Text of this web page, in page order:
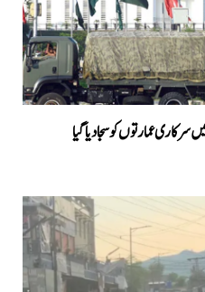
عمارتوں کو سجا دیا گیا